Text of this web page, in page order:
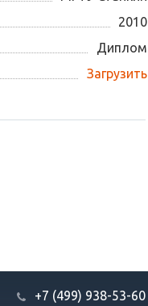
2010
Диплом
Загрузить
+7 (499) 938-53-60